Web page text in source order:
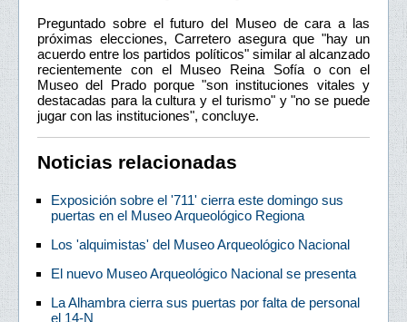
Preguntado sobre el futuro del Museo de cara a las
próximas elecciones, Carretero asegura que "hay un
acuerdo entre los partidos políticos" similar al alcanzado
recientemente con el Museo Reina Sofía o con el
Museo del Prado porque "son instituciones vitales y
destacadas para la cultura y el turismo" y "no se puede
jugar con las instituciones", concluye.
Noticias relacionadas
Exposición sobre el '711' cierra este domingo sus
puertas en el Museo Arqueológico Regiona
Los 'alquimistas' del Museo Arqueológico Nacional
El nuevo Museo Arqueológico Nacional se presenta
La Alhambra cierra sus puertas por falta de personal
el 14-N